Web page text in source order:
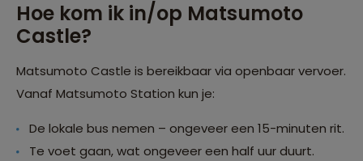
Hoe kom ik in/op Matsumoto
Castle?
Matsumoto Castle is bereikbaar via openbaar vervoer.
Vanaf Matsumoto Station kun je:
De lokale bus nemen – ongeveer een 15-minuten rit.
Te voet gaan, wat ongeveer een half uur duurt.